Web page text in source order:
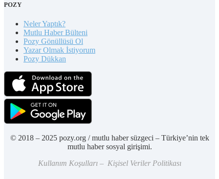
POZY
Neler Yaptık?
Mutlu Haber Bülteni
Pozy Gönüllüsü Ol
Yazar Olmak İstiyorum
Pozy Dükkan
© 2018 – 2025 pozy.org / mutlu haber süzgeci – Türkiye’nin tek
mutlu haber sosyal girişimi.
Kullanım Koşulları – Kişisel Veriler Politikası